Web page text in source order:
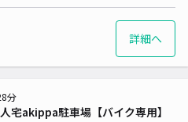
詳細へ
宅akippa駐車場【バイク専用】
分